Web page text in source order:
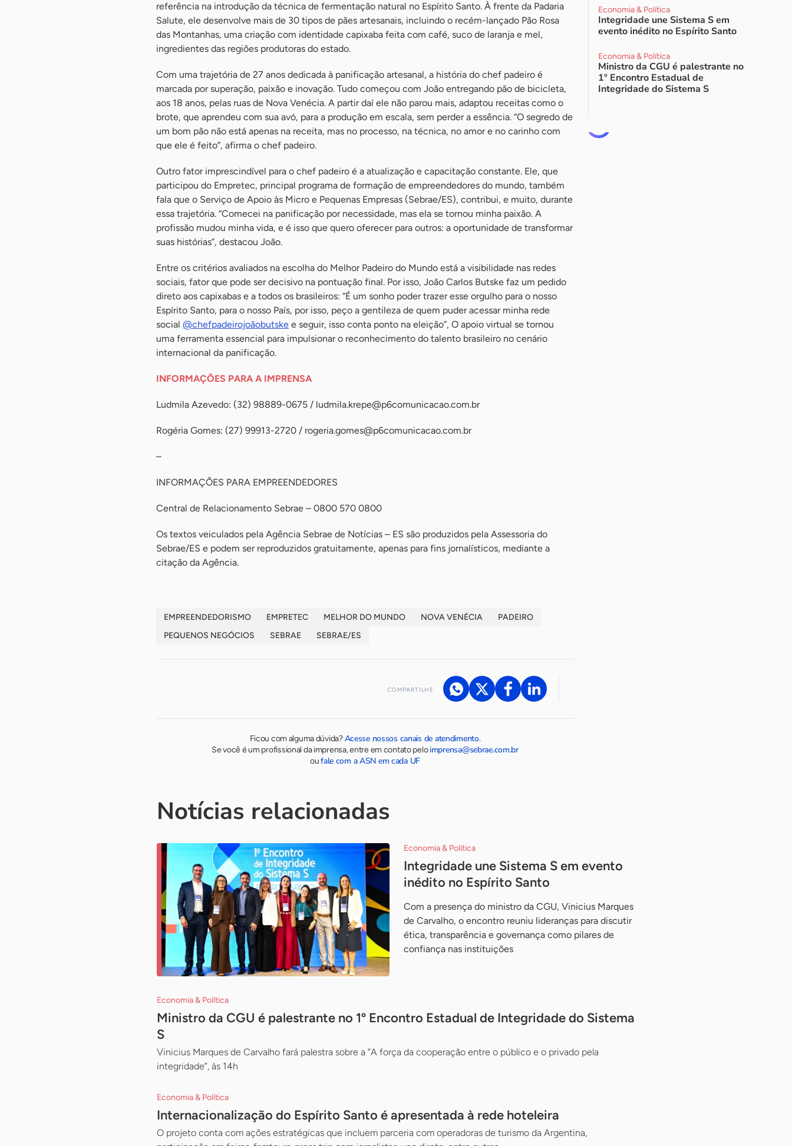
referência na introdução da técnica de fermentação natural no Espírito Santo. À frente da Padaria
Salute, ele desenvolve mais de 30 tipos de pães artesanais, incluindo o recém-lançado Pão Rosa
das Montanhas, uma criação com identidade capixaba feita com café, suco de laranja e mel,
ingredientes das regiões produtoras do estado.
Com uma trajetória de 27 anos dedicada à panificação artesanal, a história do chef padeiro é
marcada por superação, paixão e inovação. Tudo começou com João entregando pão de bicicleta,
aos 18 anos, pelas ruas de Nova Venécia. A partir daí ele não parou mais, adaptou receitas como o
brote, que aprendeu com sua avó, para a produção em escala, sem perder a essência. “O segredo de
um bom pão não está apenas na receita, mas no processo, na técnica, no amor e no carinho com
que ele é feito”, afirma o chef padeiro.
Outro fator imprescindível para o chef padeiro é a atualização e capacitação constante. Ele, que
participou do Empretec, principal programa de formação de empreendedores do mundo, também
fala que o Serviço de Apoio às Micro e Pequenas Empresas (Sebrae/ES), contribui, e muito, durante
essa trajetória. “Comecei na panificação por necessidade, mas ela se tornou minha paixão. A
profissão mudou minha vida, e é isso que quero oferecer para outros: a oportunidade de transformar
suas histórias”, destacou João.
Entre os critérios avaliados na escolha do Melhor Padeiro do Mundo está a visibilidade nas redes
sociais, fator que pode ser decisivo na pontuação final. Por isso, João Carlos Butske faz um pedido
direto aos capixabas e a todos os brasileiros: “É um sonho poder trazer esse orgulho para o nosso
Espírito Santo, para o nosso País, por isso, peço a gentileza de quem puder acessar minha rede
social @chefpadeirojoãobutske e seguir, isso conta ponto na eleição”, O apoio virtual se tornou
uma ferramenta essencial para impulsionar o reconhecimento do talento brasileiro no cenário
internacional da panificação.
INFORMAÇÕES PARA A IMPRENSA
Ludmila Azevedo: (32) 98889-0675 / ludmila.krepe@p6comunicacao.com.br
Rogéria Gomes: (27) 99913-2720 / rogeria.gomes@p6comunicacao.com.br
–
INFORMAÇÕES PARA EMPREENDEDORES
Central de Relacionamento Sebrae – 0800 570 0800
Os textos veiculados pela Agência Sebrae de Notícias – ES são produzidos pela Assessoria do
Sebrae/ES e podem ser reproduzidos gratuitamente, apenas para fins jornalísticos, mediante a
citação da Agência.
EMPREENDEDORISMO EMPRETEC MELHOR DO MUNDO NOVA VENÉCIA
PADEIRO
PEQUENOS NEGÓCIOS
SEBRAE SEBRAE/ES
COMPARTILHE
Ficou com alguma dúvida?Acesse nossos canais de atendimento.
Se você é um profissional da imprensa, entre em contato peloimprensa@sebrae.com.br
oufale com a ASN em cada UF
Economia & Política
Integridade une Sistema S em
evento inédito no Espírito Santo
Economia & Política
Ministro da CGU é palestrante no
1º Encontro Estadual de
Integridade do Sistema S
Notícias relacionadas
Economia & Política
Integridade une Sistema S em evento
inédito no Espírito Santo
Com a presença do ministro da CGU, Vinicius Marques
de Carvalho, o encontro reuniu lideranças para discutir
ética, transparência e governança como pilares de
confiança nas instituições
Economia & Política
Ministro da CGU é palestrante no 1º Encontro Estadual de Integridade do Sistema
S
Vinicius Marques de Carvalho fará palestra sobre a ”A força da cooperação entre o público e o privado pela
integridade”, às 14h
Economia & Política
Internacionalização do Espírito Santo é apresentada à rede hoteleira
O projeto conta com ações estratégicas que incluem parceria com operadoras de turismo da Argentina,